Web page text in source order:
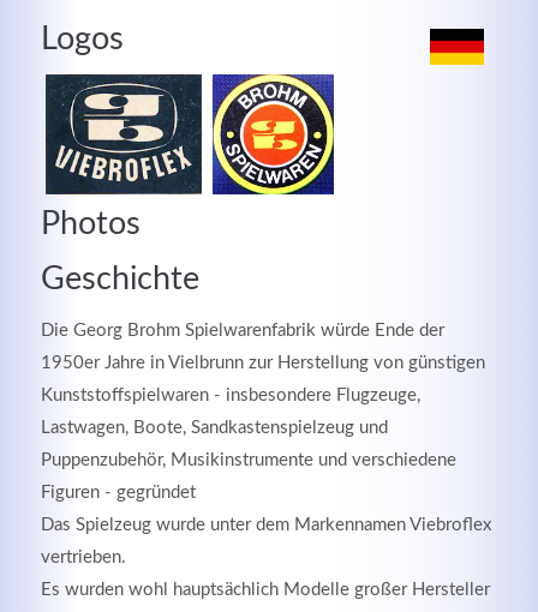
Logos
Photos
Geschichte
Die Georg Brohm Spielwarenfabrik würde Ende der
1950er Jahre in Vielbrunn zur Herstellung von günstigen
Kunststoffspielwaren - insbesondere Flugzeuge,
Lastwagen, Boote, Sandkastenspielzeug und
Puppenzubehör, Musikinstrumente und verschiedene
Figuren - gegründet
Das Spielzeug wurde unter dem Markennamen Viebroflex
vertrieben.
Es wurden wohl hauptsächlich Modelle großer Hersteller
Good Service
Lorem ipsum dolor sit amet, consectetuer adipiscing
elit. Aenean commodo ligula eget dolor.